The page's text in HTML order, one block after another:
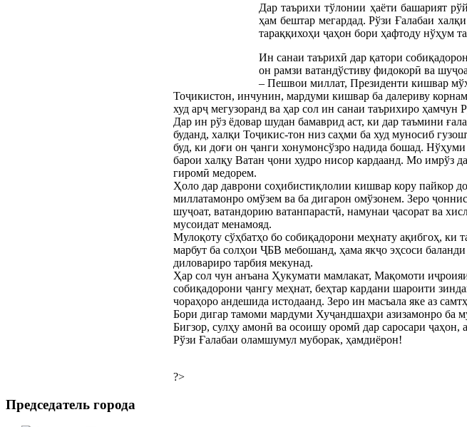
Дар таърихи тўлонии ҳаёти башарият
ҳам бештар мегардад. Рўзи Ғалабаи
тараққихоҳи ҷаҳон бори ҳафтоду нўҳум
Ин санаи таърихӣ дар қатори
он рамзи ватандўстиву фидокорӣ ва
– Пешвои миллат, Президенти кишвар
Тоҷикистон, инчунин, мардуми кишвар ба далериву
худ арҷ мегузоранд ва ҳар сол ин санаи таърихиро ҳамчун
Дар ин рўз ёдовар шудан бамаврид аст, ки дар таъмини
буданд, халқи Тоҷикис-тон низ саҳми ба худ муносиб
буд, ки доғи он ҷанги хонумонсўзро надида бошад.
барои халқу Ватан ҷони худро нисор кардаанд. Мо имрўз
гиромӣ медорем.
Ҳоло дар даврони соҳибистиқлолии кишвар кору пайкор
миллатамонро омўзем ва ба дигарон омўзонем. Зеро
шуҷоат, ватандорию ватанпарастӣ, намунаи ҷасорат ва
мусоидат менамояд.
Мулоқоту сўҳбатҳо бо собиқадорони меҳнату ақибгоҳ,
марбут ба солҳои ҶБВ мебошанд, ҳама якҷо эҳсоси
диловариро тарбия мекунад.
Ҳар сол чун анъана Ҳукумати мамлакат, Мақомоти
собиқадорони ҷангу меҳнат, беҳтар кардани шароити
чораҳоро андешида истодаанд. Зеро ин масъала яке аз
Бори дигар тамоми мардуми Хуҷандшаҳри азизамонро ба
Бигзор, сулҳу амонӣ ва осоишу оромӣ дар саросари
Рўзи Ғалабаи оламшумул муборак, ҳамдиёрон!
?>
Председатель города